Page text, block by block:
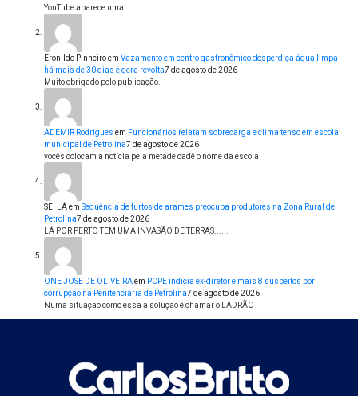
YouTube aparece uma…
Eronildo Pinheiroem Vazamento em centro gastronômico desperdiça água limpa
há mais de 30 dias e gera revolta7 de agosto de 2026
Muito obrigado pelo publicação.
ADEMIR Rodrigues em Funcionários relatam sobrecarga e clima tenso em escola
municipal de Petrolina7 de agosto de 2026
vocês colocam a notícia pela metade cadê o nome da escola
SEI LÁem Sequência de furtos de arames preocupa produtores na Zona Rural de
Petrolina7 de agosto de 2026
LÁ POR PERTO TEM UMA INVASÃO DE TERRAS......
ONE JOSE DE OLIVEIRAem PCPE indicia ex-diretor e mais 8 suspeitos por
corrupção na Penitenciária de Petrolina7 de agosto de 2026
Numa situação como essa a solução é chamar o LADRÃO